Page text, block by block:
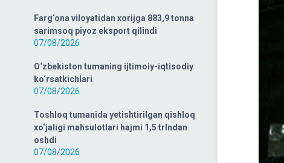
Farg‘ona viloyatidan xorijga 883,9 tonna
sarimsoq piyoz eksport qilindi
07/08/2026
O‘zbekiston tumaning ijtimoiy-iqtisodiy
ko‘rsatkichlari
07/08/2026
Toshloq tumanida yetishtirilgan qishloq
xo‘jaligi mahsulotlari hajmi 1,5 trlndan
oshdi
07/08/2026